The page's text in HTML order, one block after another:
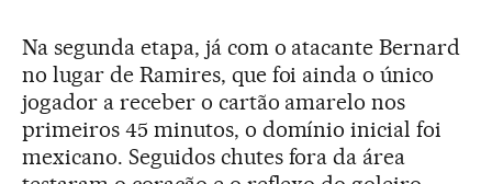
Na segunda etapa, já com o atacante Bernard
no lugar de Ramires, que foi ainda o único
jogador a receber o cartão amarelo nos
primeiros 45 minutos, o domínio inicial foi
mexicano. Seguidos chutes fora da área